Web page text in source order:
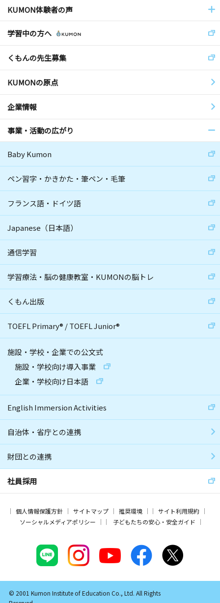
KUMON体験者の声
学習中の方へ
くもんの先生募集
KUMONの原点
企業情報
事業・活動の広がり
Baby Kumon
ペン習字・かきかた・筆ペン・毛筆
フランス語・ドイツ語
Japanese（日本語）
通信学習
学習療法・脳の健康教室・KUMONの脳トレ
くもん出版
TOEFL Primary® /TOEFL Junior®
施設・学校・企業での公文式
施設・学校向け導入事業
企業・学校向け日本語
English Immersion Activities
自治体・省庁との連携
財団との連携
社員採用
個人情報保護方針 サイトマップ 推奨環境
サイト利用規約
ソーシャルメディアポリシー
子どもたちの安心・安全ガイド
© 2001 Kumon Institute of Education Co., Ltd. All Rights